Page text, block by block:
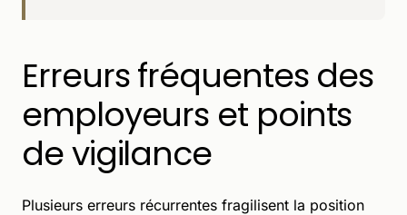
Erreurs fréquentes des
employeurs et points
de vigilance
Plusieurs erreurs récurrentes fragilisent la position